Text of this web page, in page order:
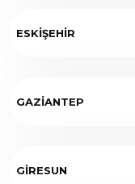
ESKİŞEHİR
GAZİANTEP
GİRESUN